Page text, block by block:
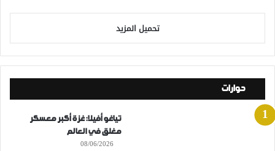
تحميل المزيد
حوارات
تياغو أفيلا: غزة أكبر معسكر
مغلق في العالم
08/06/2026